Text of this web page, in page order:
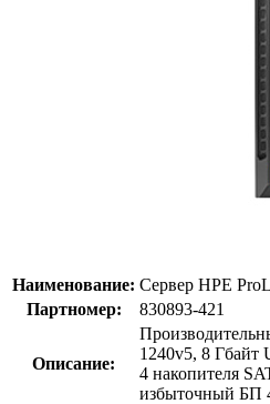
Наименование: Сервер HPE
Партномер:
830893-421
Описание:
1240v5, 8 Гбайт
4 накопителя
избыточный БП